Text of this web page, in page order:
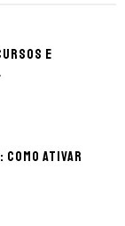
e
como ativar